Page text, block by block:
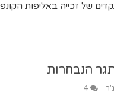
של זכייה באליפות
הנבחרות
4